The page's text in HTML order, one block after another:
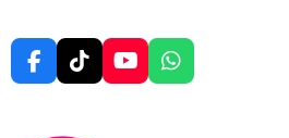
F
a
T
i
Y
o
W
h